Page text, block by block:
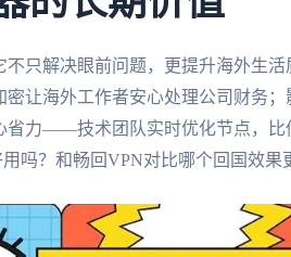
不只解决眼前问题，更提升海外生
让海外工作者安心处理公司财务
省力——技术团队实时优化节点，比
用吗？和畅回VPN对比哪个回国效果